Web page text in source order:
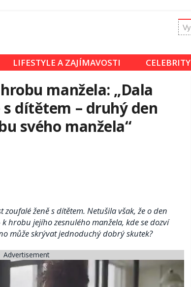
LIFESTYLE A ZAJÍMAVOSTI CELEBRITY
manžela: „Dala
dítětem – druhý den
svého manžela“
ženě s dítětem. Netušila však, že o den
hrobu jejího zesnulého manžela, kde se dozví
může skrývat jednoduchý dobrý skutek?
Advertisement